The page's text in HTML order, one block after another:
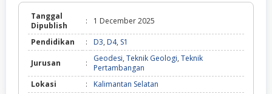
Tanggal
Dipublish
: 1 December 2025
Pendidikan : D3, D4, S1
Jurusan : Geodesi, Teknik Geologi, Teknik
Pertambangan
Lokasi
:
Kalimantan Selatan